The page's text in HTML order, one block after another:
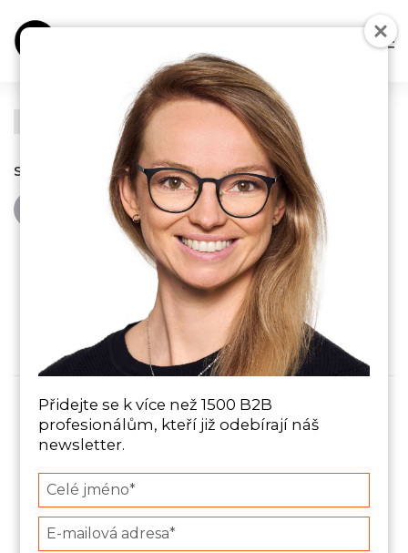
SHARE THIS VENUE
CATEGORY
CZ
Venue Map
Přidejte se k více než 1500 B2B
profesionálům, kteří již odebírají náš
newsletter.
Type
name
Type